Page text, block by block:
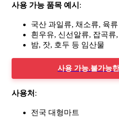
사용 가능 품목 예시 :
국산 과일류, 채소류, 육류
흰우유, 신선알류, 잡곡류
밤, 잣, 호두 등 임산물
사용 가능.불가능
사용처 :
전국 대형마트